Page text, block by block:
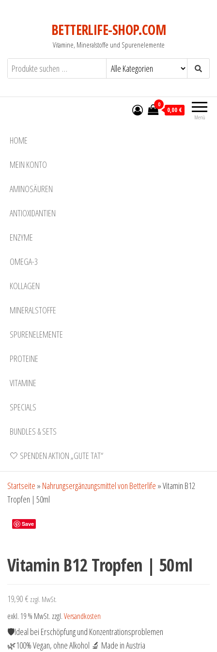
BETTERLIFE-SHOP.COM
Vitamine, Mineralstoffe und Spurenelemente
Menü
0
0,00 €
HOME
MEIN KONTO
AMINOSÄUREN
ANTIOXIDANTIEN
ENZYME
OMEGA-3
KOLLAGEN
MINERALSTOFFE
SPURENELEMENTE
PROTEINE
VITAMINE
SPECIALS
BUNDLES & SETS
🤍 SPENDEN AKTION „GUTE TAT“
Startseite » Nahrungsergänzungsmittel von Betterlife »Vitamin B12
Tropfen | 50ml
Save
Vitamin B12 Tropfen | 50ml
19,90 € zzgl. MwSt.
exkl. 19 % MwSt. zzgl.Versandkosten
🛡️Ideal bei Erschöpfung und Konzentrationsproblemen
🌿100% Vegan, ohne Alkohol 🔬 Made in Austria